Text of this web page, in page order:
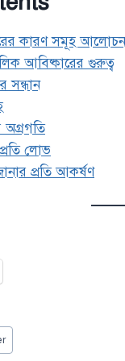
কারণ সমূহ
আবিষ্কারের গুরুত্ব
সন্ধান
অগ্রগতি
লোভ
প্রতি আকর্ষণ